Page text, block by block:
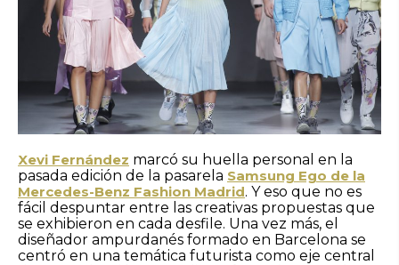
Xevi Fernández marcó su huella personal en la
pasada edición de la pasarela Samsung Ego de la
Mercedes-Benz Fashion Madrid. Y eso que no es
fácil despuntar entre las creativas propuestas que
se exhibieron en cada desfile. Una vez más, el
diseñador ampurdanés formado en Barcelona se
centró en una temática futurista como eje central